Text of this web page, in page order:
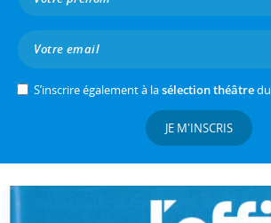
S’inscrire également à lasélection théâtre
JE M'INSCRIS